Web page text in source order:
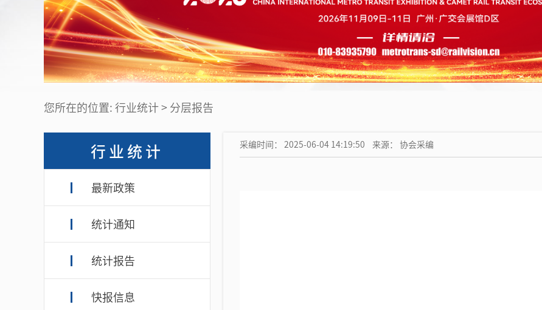
您所在的位置: 行业统计 > 分层报告
行业统计
最新政策
统计通知
统计报告
快报信息
采编时间： 2025-06-04 14:19:50 来源：协会采编